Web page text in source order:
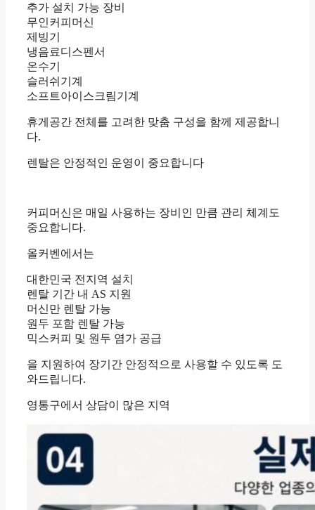
추가 설치 가능 장비
무인커피머신
제빙기
냉음료디스펜서
온수기
슬러쉬기계
소프트아이스크림기계
휴게공간 전체를 고려한 맞춤 구성을 함께 제공합니
다.
렌탈은 안정적인 운영이 중요합니다
커피머신은 매일 사용하는 장비인 만큼 관리 체계도
중요합니다.
올커벤에서는
대한민국 전지역 설치
렌탈 기간 내 AS 지원
머신만 렌탈 가능
원두 포함 렌탈 가능
믹스커피 및 원두 염가 공급
을 지원하여 장기간 안정적으로 사용할 수 있도록 도
와드립니다.
영통구에서 상담이 많은 지역